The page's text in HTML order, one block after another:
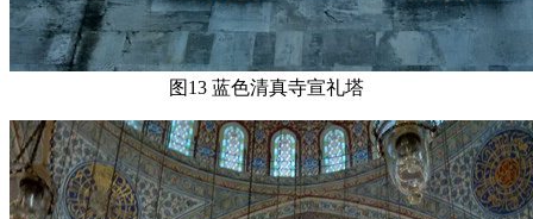
图13 蓝色清真寺宣礼塔